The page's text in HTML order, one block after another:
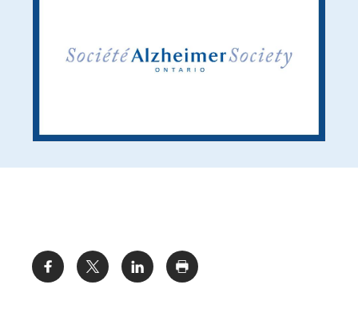
Share: